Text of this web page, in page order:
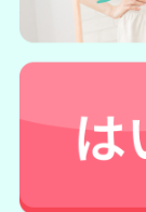
比較を見てい
や割高となって
45％割引の
購入に限り99％
言えるでしょう
割引特典は定